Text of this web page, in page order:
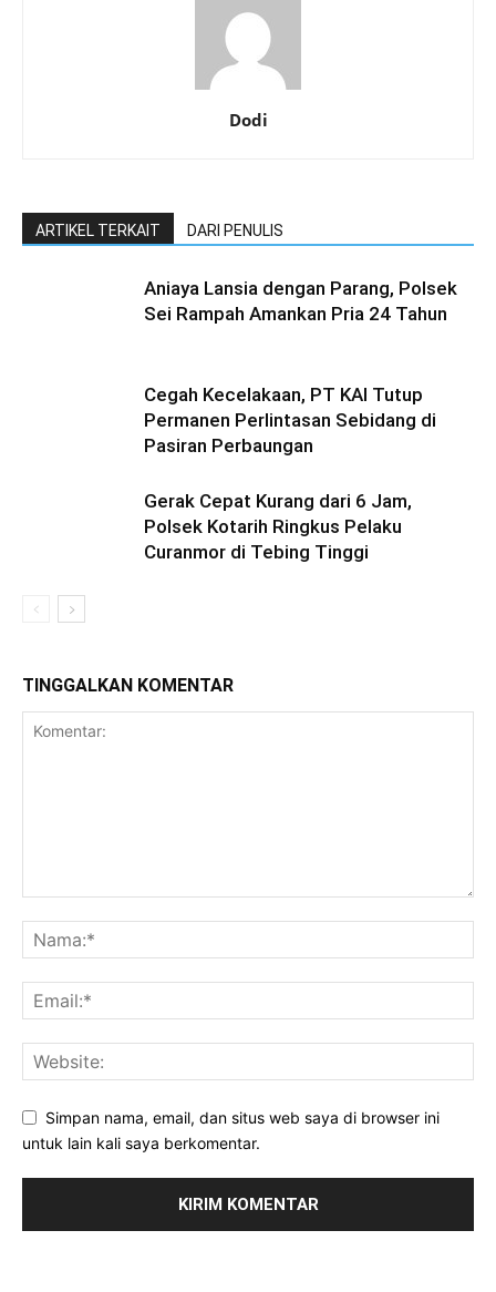
Dodi
ARTIKEL TERKAIT DARI PENULIS
Aniaya Lansia dengan Parang, Polsek
Sei Rampah Amankan Pria 24 Tahun
Cegah Kecelakaan, PT KAI Tutup
Permanen Perlintasan Sebidang di
Pasiran Perbaungan
Gerak Cepat Kurang dari 6 Jam,
Polsek Kotarih Ringkus Pelaku
Curanmor di Tebing Tinggi
TINGGALKAN KOMENTAR
Simpan nama, email, dan situs web saya di browser ini
untuk lain kali saya berkomentar.